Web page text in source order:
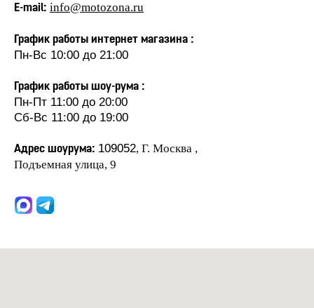
E-mail: info@motozona.ru
График работы интернет магазина :
Пн-Вс 10:00 до 21:00
График работы шоу-рума :
Пн-Пт 11:00 до 20:00
Сб-Вс 11:00 до 19:00
Адрес шоурума: 109052, Г. Москва ,
Подъемная улица, 9